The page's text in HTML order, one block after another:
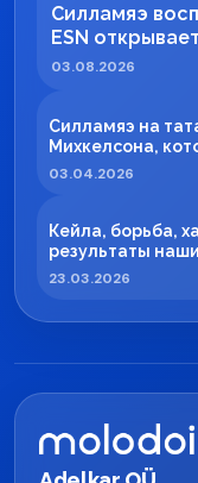
Силламяэ
ESN
03.08.2026
Силламяэ на
Михкелсона,
регионе
03.04.2026
Кейла, борьба,
результаты
23.03.2026